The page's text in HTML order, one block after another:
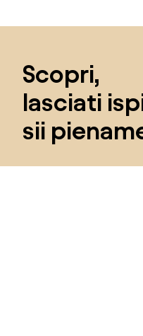
Scopri,
lasciati
sii
Ottieni l'accesso a